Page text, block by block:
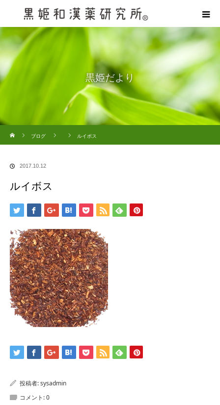
黒姫だより
ブログ
ルイボス
2017.10.12
ルイボス
投稿者:sysadmin
コメント:0